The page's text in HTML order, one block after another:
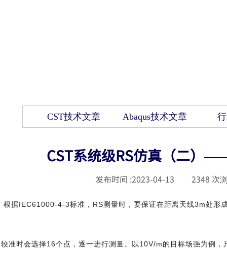
CST技术文章 Abaqus技术文章
CST系统级RS仿真（二）
发布时间 :2023-04-13 2348 次
根据IEC61000-4-3标准，RS测量时，要保证在距离天线3m处形
较准时会选择16个点，逐一进行测量。以10V/m的目标场强为例